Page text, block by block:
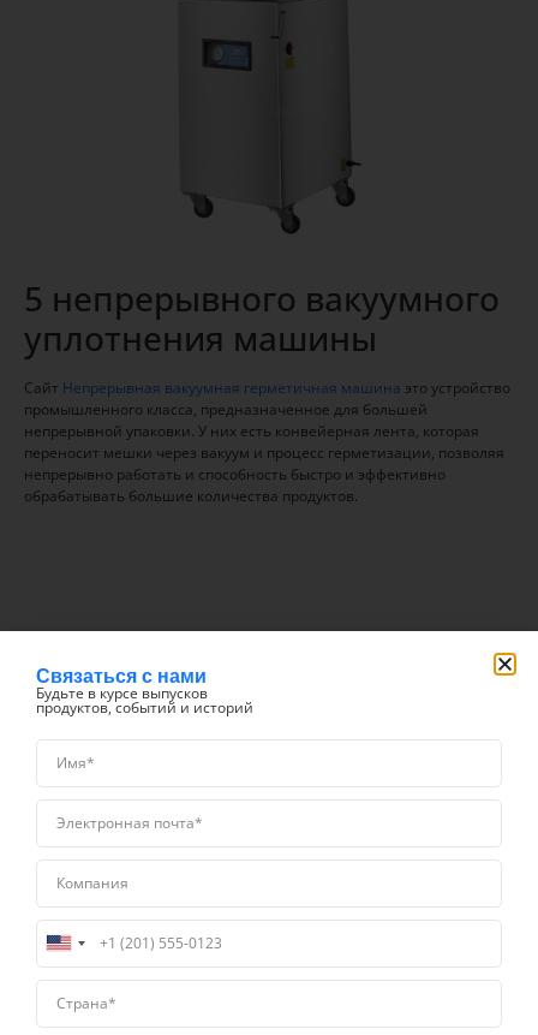
5 непрерывного вакуумного
уплотнения машины
Сайт Непрерывная вакуумная герметичная машина это устройство
промышленного класса, предназначенное для большей
непрерывной упаковки. У них есть конвейерная лента, которая
переносит мешки через вакуум и процесс герметизации, позволяя
непрерывно работать и способность быстро и эффективно
обрабатывать большие количества продуктов.
Обновите до
Связаться с нами
Будьте в курсе выпусков
продуктов, событий и историй
United
States
+1